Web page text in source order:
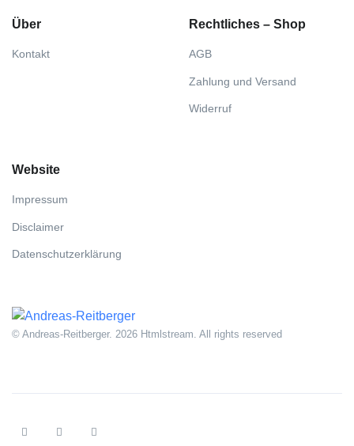
Über
Kontakt
Rechtliches – Shop
AGB
Zahlung und Versand
Widerruf
Website
Impressum
Disclaimer
Datenschutzerklärung
© Andreas-Reitberger. 2026 Htmlstream. All rights reserved